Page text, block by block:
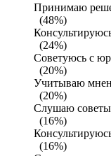
Принимаю
(48%)
(24%)
Советуюсь с
(20%)
Учитываю
(20%)
Слушаю советы
(16%)
(16%)